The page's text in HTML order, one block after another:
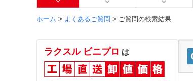
ホーム > よくあるご質問 > ご質問の検索結果
ラクスル ビニプロ は